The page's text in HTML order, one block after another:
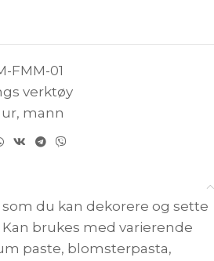
FMM-01
verktøy
, mann
du kan dekorere og sette
brukes med varierende
paste, blomsterpasta,